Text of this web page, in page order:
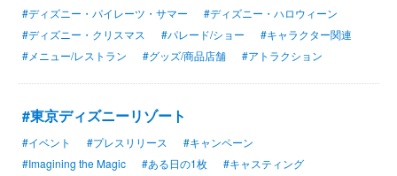
#ディズニー・パイレーツ・サマー
#ディズニー・ハロウィーン
#ディズニー・クリスマス
#パレード/ショー
#キャラクター関連
#メニュー/レストラン
#グッズ/商品店舗 #アトラクション
#東京ディズニーリゾート
#イベント #プレスリリース
#キャンペーン
#Imagining the Magic
#ある日の1枚
#キャスティング